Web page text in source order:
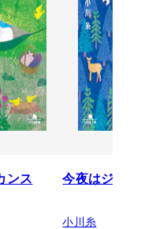
ンス 今夜はジビエ
小川糸